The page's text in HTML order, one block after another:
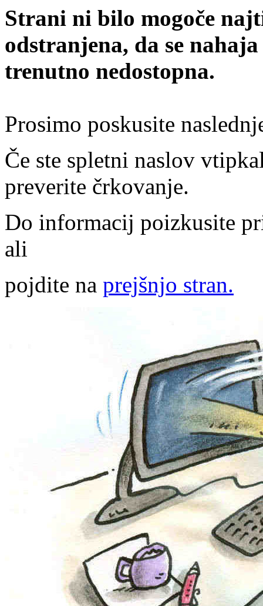
Strani ni bilo mogoče
odstranjena, da se
trenutno nedostopna.
Prosimo poskusite
Če ste spletni naslov
preverite črkovanje.
Do informacij poizkusite
ali
pojdite na prejšnjo stran.